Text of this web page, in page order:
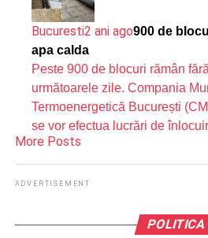
Bucuresti2 ani ago900 de
apa calda
Peste 900 de blocuri rămân
următoarele zile. Compania
Termoenergetică București
se vor efectua lucrări de
More Posts
ADVERTISEMENT
POLITICA